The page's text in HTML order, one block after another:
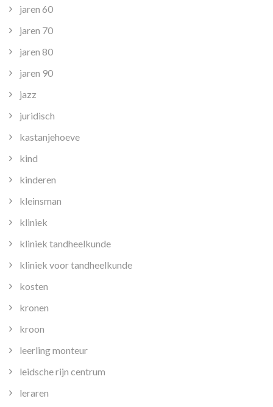
jaren 60
jaren 70
jaren 80
jaren 90
jazz
juridisch
kastanjehoeve
kind
kinderen
kleinsman
kliniek
kliniek tandheelkunde
kliniek voor tandheelkunde
kosten
kronen
kroon
leerling monteur
leidsche rijn centrum
leraren